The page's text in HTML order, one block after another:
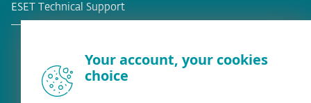
ESET Technical Support
Your account, your cookies
choice